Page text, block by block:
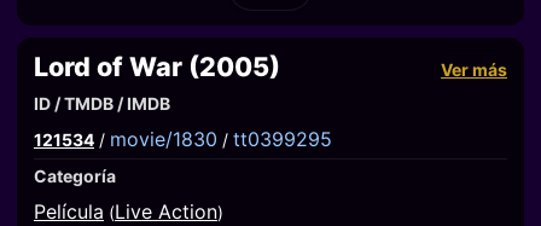
Lord of War (2005)
Ver más
ID / TMDB / IMDB
121534 / movie/1830 / tt0399295
Categoría
Película (Live Action)